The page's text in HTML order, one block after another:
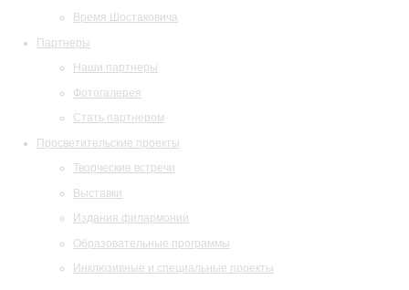
Время Шостаковича
Партнеры
Наши партнеры
Фотогалерея
Стать партнером
Просветительские проекты
Творческие встречи
Выставки
Издания филармонии
Образовательные программы
Инклюзивные и специальные проекты